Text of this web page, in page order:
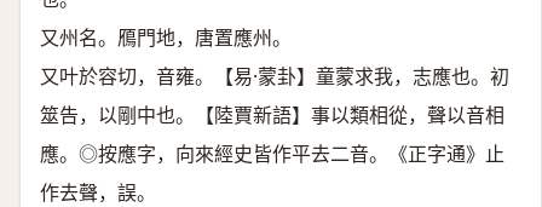
又州名。鴈門地，唐置應州。
又叶於容切，音雍。【易·蒙卦】童蒙求我，志應也。初
筮告，以剛中也。【陸賈新語】事以類相從，聲以音相
應。◎按應字，向來經史皆作平去二音。《正字通》止
作去聲，誤。